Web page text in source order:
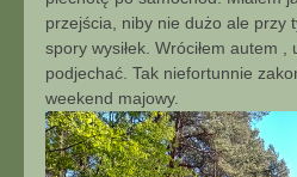
przejścia, niby nie dużo ale przy
spory wysiłek. Wróciłem autem ,
podjechać. Tak niefortunnie
weekend majowy.